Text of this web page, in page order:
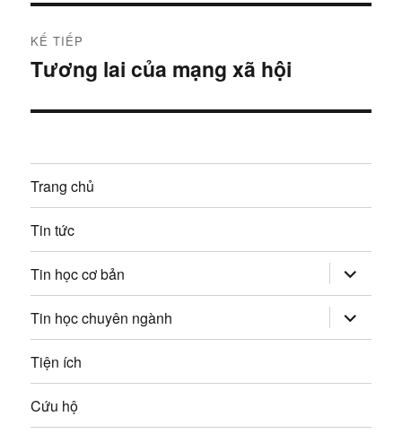
u
h
ư
n
g
b
à
i
v
i
i
t
r
ớ
:
KẾ TIẾP
B
i
i
ế
Tương lai của mạng xã hội
Trang chủ
Tin tức
Tin học cơ bản mở
rộng
trình
đơn
con
Tin học chuyên ngành mở
rộng
trình
Tiện ích
Cứu hộ